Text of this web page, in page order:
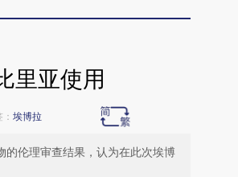
里亚使用
埃博拉
的伦理审查结果，认为在此次埃博